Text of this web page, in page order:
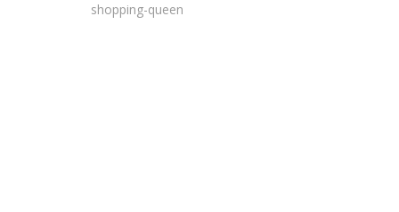
shopping-queen